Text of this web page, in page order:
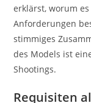
erklärst, worum
Anforderungen
stimmiges
des Models ist
Shootings.
Requisiten